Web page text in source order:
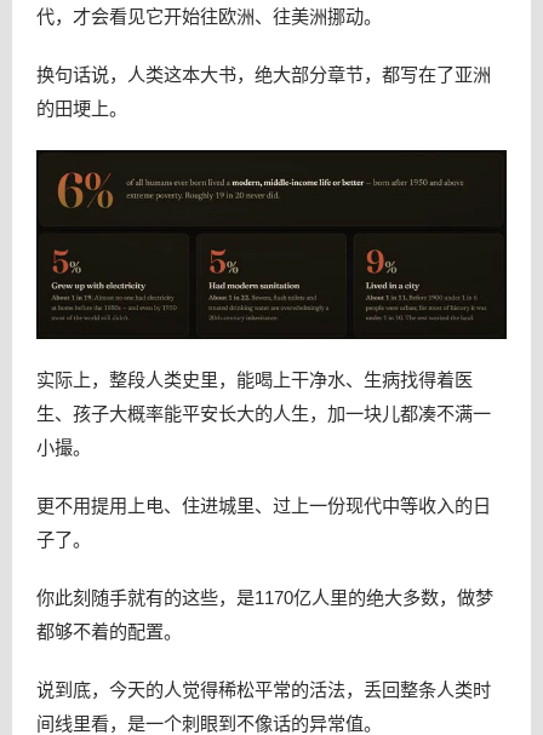
代，才会看见它开始往欧洲、往美洲挪动。
换句话说，人类这本大书，绝大部分章节，都写在了亚洲
的田埂上。
实际上，整段人类史里，能喝上干净水、生病找得着医
生、孩子大概率能平安长大的人生，加一块儿都凑不满一
小撮。
更不用提用上电、住进城里、过上一份现代中等收入的日
子了。
你此刻随手就有的这些，是1170亿人里的绝大多数，做梦
都够不着的配置。
说到底，今天的人觉得稀松平常的活法，丢回整条人类时
间线里看，是一个刺眼到不像话的异常值。